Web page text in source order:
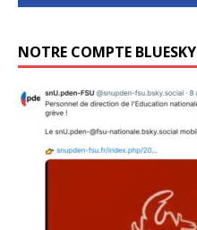
NOTRE COMPTE BLUESKY